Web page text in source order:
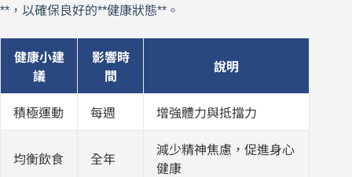
**，以確保良好的**健康狀態**。
健康小建
議
影響時
間
說明
積極運動 每週 增強體力與抵擋力
均衡飲食 全年
減少精神焦慮，促進身心
健康